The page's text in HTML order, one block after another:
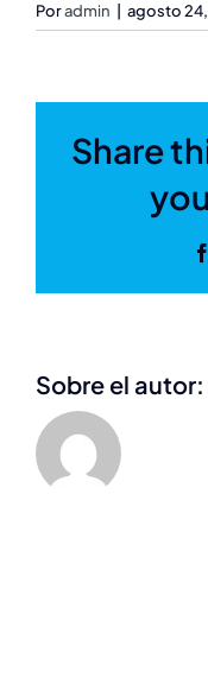
Poradmin agosto
share this story, choose
sobre el autor: